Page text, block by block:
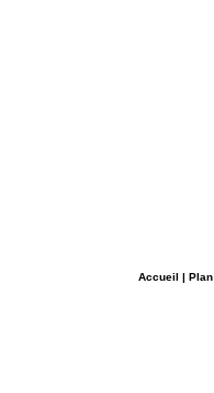
Accueil | Plan